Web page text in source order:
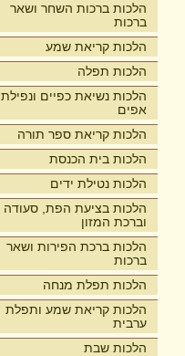
הלכות ברכות השחר ושאר
ברכות
הלכות קריאת שמע
הלכות תפלה
הלכות נשיאת כפיים ונפילת
אפים
הלכות קריאת ספר תורה
הלכות בית הכנסת
הלכות נטילת ידים
הלכות בציעת הפת, סעודה
וברכת המזון
הלכות ברכת הפירות ושאר
ברכות
הלכות תפלת מנחה
הלכות קריאת שמע ותפלת
ערבית
הלכות שבת